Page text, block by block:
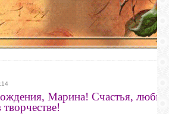
Марина! Счастья, любви
творчестве!